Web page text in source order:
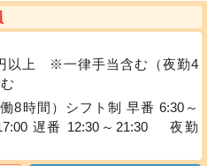
以上 ※一律手当含む（夜勤4
8時間）シフト制 早番 6:30～
遅番 12:30～21:30 夜勤